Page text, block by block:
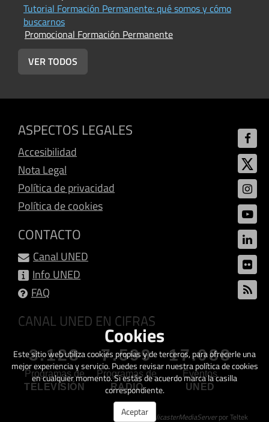
Tutorial Formación Permanente: qué somos y cómo
buscarnos
Promocional Formación Permanente
VER TODOS
ASPECTOS LEGALES
Accesibilidad
Nota Legal
Política de privacidad
Política de cookies
CONTACTO
Canal UNED
Info UNED
FAQ
CANAL UNED EN CIFRAS
3.128
Programas de
TELEVISIÓN
7.599
Programas de
RADIO
17.088
Eventos
UNED
Creado con GalicasterMediaServerpor Teltek
Cookies
Este sitio web utiliza cookies propias y de terceros, para ofrecerle una
mejor experiencia y servicio. Puedes revisar nuestra política de cookies
en cualquier momento. Si estás de acuerdo marca la casilla
correspondiente.
Aceptar